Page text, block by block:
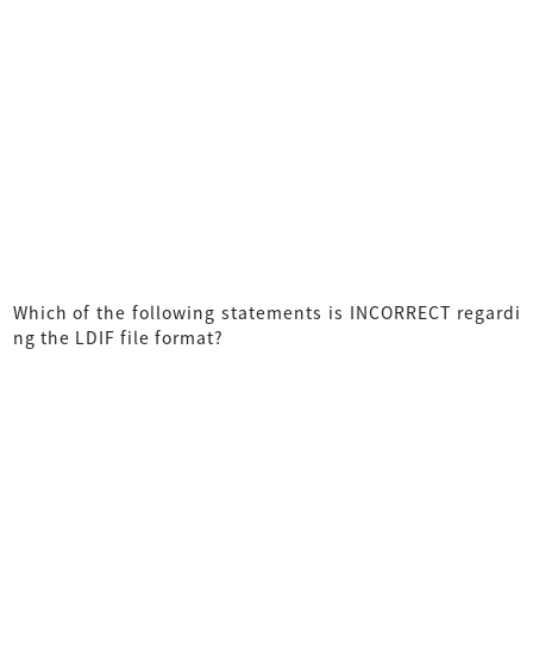
Which of the following statements is INCORRECT regardi
ng the LDIF file format?